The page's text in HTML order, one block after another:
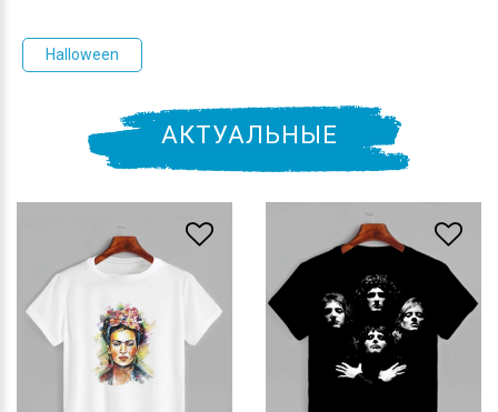
Halloween
АКТУАЛЬНЫЕ